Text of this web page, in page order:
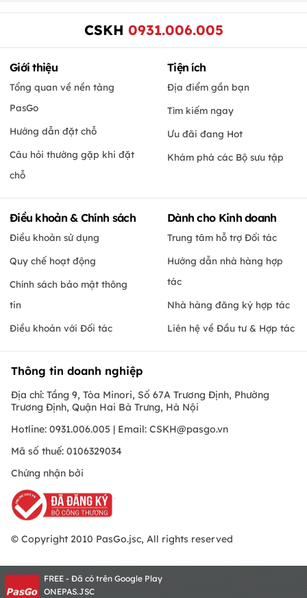
CSKH 0931.006.005
Giới thiệu
Tổng quan về nền tảng
PasGo
Hướng dẫn đặt chỗ
Câu hỏi thường gặp khi đặt
chỗ
Tiện ích
Địa điểm gần bạn
Tìm kiếm ngay
Ưu đãi đang Hot
Khám phá các Bộ sưu tập
Điều khoản & Chính sách
Điều khoản sử dụng
Quy chế hoạt động
Chính sách bảo mật thông
tin
Điều khoản với Đối tác
Dành cho Kinh doanh
Trung tâm hỗ trợ Đối tác
Hướng dẫn nhà hàng hợp
tác
Nhà hàng đăng ký hợp tác
Liên hệ về Đầu tư & Hợp tác
Thông tin doanh nghiệp
Địa chỉ: Tầng 9, Tòa Minori, Số 67A Trương Định, Phường
Trương Định, Quận Hai Bà Trưng, Hà Nội
Hotline: 0931.006.005 | Email: CSKH@pasgo.vn
Mã số thuế: 0106329034
Chứng nhận bởi
© Copyright 2010 PasGo.jsc, All rights reserved
FREE - Đã có trên Google Play
ONEPAS.JSC